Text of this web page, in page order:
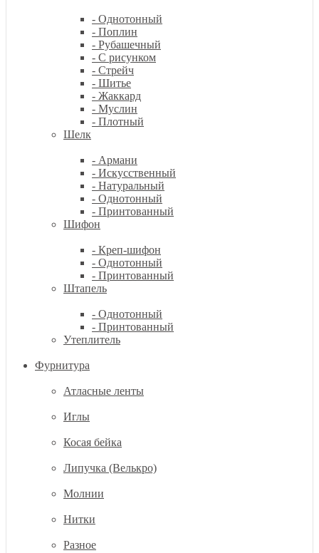
- Однотонный
- Поплин
- Рубашечный
- С рисунком
- Стрейч
- Шитье
- Жаккард
- Муслин
- Плотный
Шелк
- Армани
- Искусственный
- Натуральный
- Однотонный
- Принтованный
Шифон
- Креп-шифон
- Однотонный
- Принтованный
Штапель
- Однотонный
- Принтованный
Утеплитель
Фурнитура
Атласные ленты
Иглы
Косая бейка
Липучка (Велькро)
Молнии
Нитки
Разное